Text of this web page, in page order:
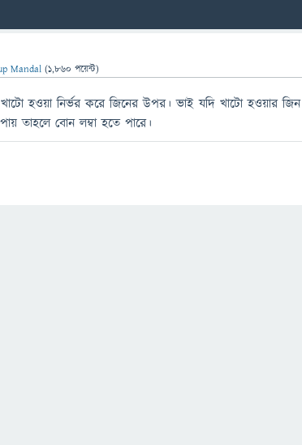
Mandal (1,860 পয়েন্ট)
হওয়া নির্ভর করে জিনের উপর। ভাই যদি খাটো হওয়ার জিন
তাহলে বোন লম্বা হতে পারে।